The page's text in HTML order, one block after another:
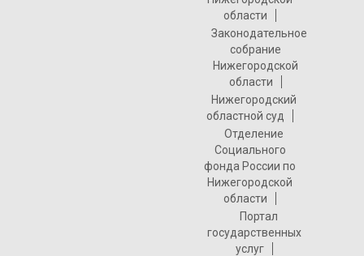
области
Законодательное
собрание
Нижегородской
области
Нижегородский
областной суд
Отделение
Социального
фонда России по
Нижегородской
области
Портал
государственных
услуг